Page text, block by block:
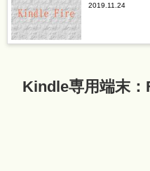
2019.11.24
Kindle専用端末：